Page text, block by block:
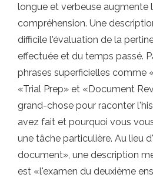
longue et verbeuse augmente
compréhension. Une
difficile l'évaluation de la
effectuée et du temps passé.
phrases superficielles comme
«Trial Prep» et «Document
grand-chose pour raconter
avez fait et pourquoi vous
une tâche particulière. Au lieu
document», une description
est «l'examen du deuxième